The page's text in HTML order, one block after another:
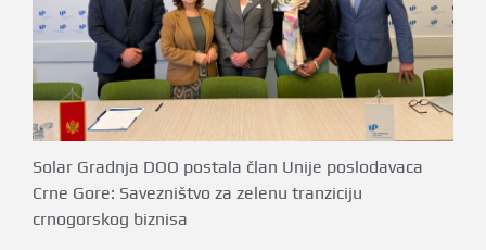
Solar Gradnja DOO postala član Unije poslodavaca
Crne Gore: Savezništvo za zelenu tranziciju
crnogorskog biznisa